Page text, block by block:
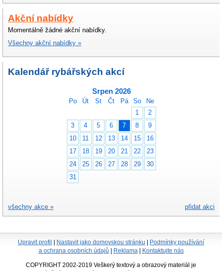
Akční nabídky
Momentálně žádné akční nabídky.
Všechny akční nabídky »
Kalendář rybářských akcí
Srpen 2026
Po Út St Čt Pá So
Ne
1
2
3
4 5 6 7 8
9
10
11 12 13 14 15
16
17
18 19 20 21 22
23
24
25 26 27 28 29
30
31
přidat akci
všechny akce »
Upravit profil Nastavit jako domovskou stránku
Podmínky používání
a ochrana osobních údajů
Reklama Kontaktujte nás
COPYRIGHT 2002-2019 Veškerý textový a obrazový materiál je